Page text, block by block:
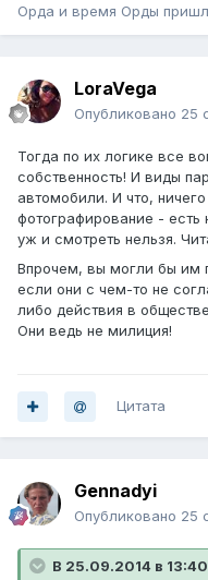
Орда и время Орды
LoraVega
Опубликовано 25
Тогда по их логике все
собственность! И виды
автомобили. И что,
фотографирование - есть
уж и смотреть нельзя.
Впрочем, вы могли бы им
если они с чем-то не
либо действия в
Они ведь не милиция!
Цитата
Gennadyi
Опубликовано 25
В 25.09.2014 в